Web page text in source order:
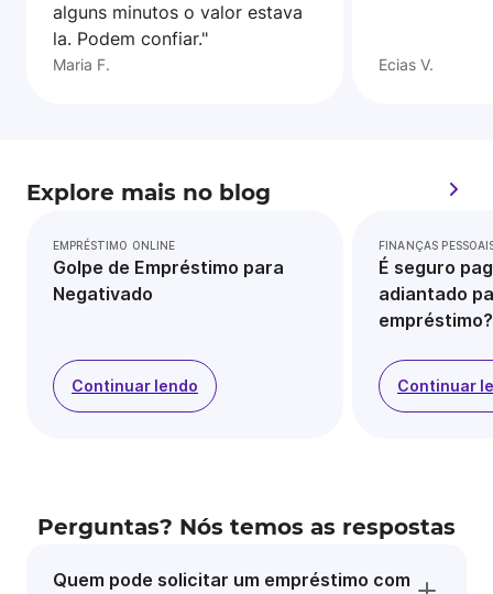
alguns minutos o valor estava
la. Podem confiar."
Maria F. Ecias V.
Explore mais no blog
EMPRÉSTIMO ONLINE
Golpe de Empréstimo para
Negativado
Continuar lendo
FINANÇAS
É seguro
adiantado
empréstimo?
Continuar
Perguntas? Nós temos as respostas
Quem pode solicitar um empréstimo com